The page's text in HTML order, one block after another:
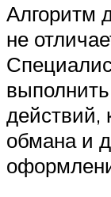
Алгоритм
не
действий,
обмана и